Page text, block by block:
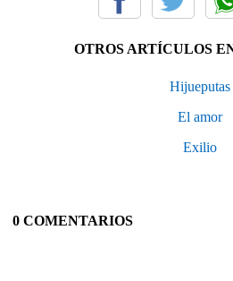
OTROS ARTÍCULOS
Hijueputas
El amor
Exilio
0 COMENTARIOS